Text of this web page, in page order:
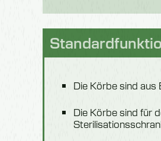
Die Körbe sind
Die Körbe sind für